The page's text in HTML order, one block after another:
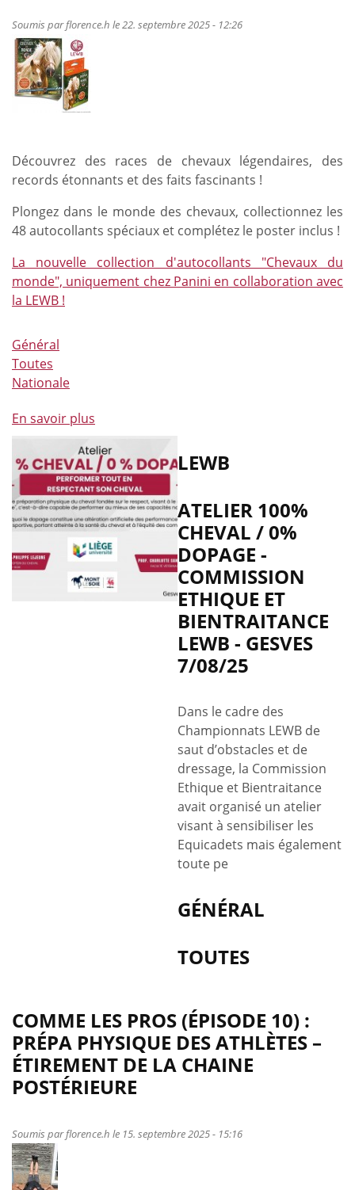
Soumis parflorence.h le 22. septembre 2025 - 12:26
Découvrez des races de chevaux légendaires, des
records étonnants et des faits fascinants !
Plongez dans le monde des chevaux, collectionnez les
48 autocollants spéciaux et complétez le poster inclus !
La nouvelle collection d'autocollants "Chevaux du
monde", uniquement chez Panini en collaboration avec
la LEWB !
Général
Toutes
Nationale
En savoir plus
propos
de
La
collection
d'autocollants
"Chevaux
du
monde"
de
LEWB
ATELIER 100%
CHEVAL / 0%
DOPAGE -
COMMISSION
ETHIQUE ET
BIENTRAITANCE
LEWB - GESVES
7/08/25
Dans le cadre des
Championnats LEWB de
saut d’obstacles et de
dressage, la Commission
Ethique et Bientraitance
avait organisé un atelier
visant à sensibiliser les
Equicadets mais également
toute pe
GÉNÉRAL
TOUTES
COMME LES PROS (ÉPISODE 10) :
PRÉPA PHYSIQUE DES ATHLÈTES –
ÉTIREMENT DE LA CHAINE
POSTÉRIEURE
Soumis parflorence.h le 15. septembre 2025 - 15:16